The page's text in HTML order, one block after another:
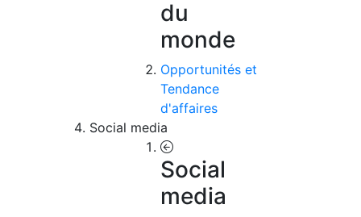
du
monde
Opportunités et
Tendance
d'affaires
Social media
Social
media